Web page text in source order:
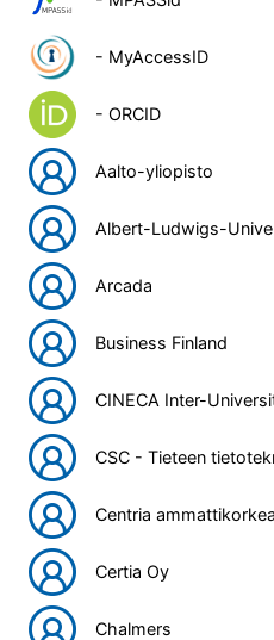
- MyAccessID
- ORCID
Aalto-yliopisto
Albert-Ludwigs-
Arcada
Business Finland
CINECA Inter-
CSC - Tieteen
Centria
Certia Oy
Chalmers